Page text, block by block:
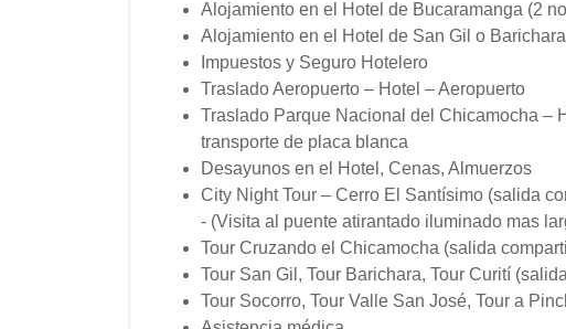
Alojamiento en el Hotel de Bucaramanga (2
Alojamiento en el Hotel de San Gil o
Impuestos y Seguro Hotelero
Traslado Aeropuerto – Hotel – Aeropuerto
Traslado Parque Nacional del Chicamocha –
transporte de placa blanca
Desayunos en el Hotel, Cenas, Almuerzos
City Night Tour – Cerro El Santísimo (salida
- (Visita al puente atirantado iluminado mas
Tour Cruzando el Chicamocha (salida
Tour San Gil, Tour Barichara, Tour Curití
Tour Socorro, Tour Valle San José, Tour a